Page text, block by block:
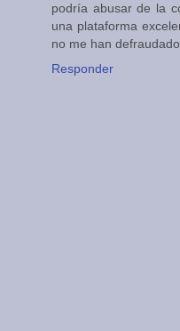
podría abusar de la
una plataforma
no me han defraudado
Responder